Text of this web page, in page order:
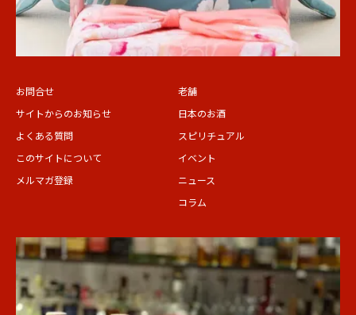
お問合せ
サイトからのお知らせ
よくある質問
このサイトについて
メルマガ登録
老舗
日本のお酒
スピリチュアル
イベント
ニュース
コラム